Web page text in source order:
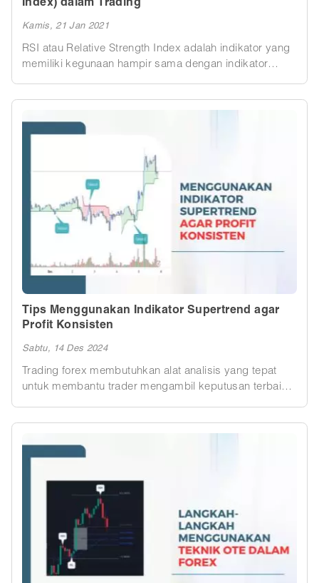
Index) dalam Trading
Kamis, 21 Jan 2021
RSI atau Relative Strength Index adalah indikator yang
memiliki kegunaan hampir sama dengan indikator
Tips Menggunakan Indikator Supertrend agar
Profit Konsisten
Sabtu, 14 Des 2024
Trading forex membutuhkan alat analisis yang tepat
untuk membantu trader mengambil keputusan terbaik.
mengenai arah tren pasar. Alat ini sangat cocok
digunakan oleh trader yang ingin menyederhanakan
Artikel ini akan membahas cara efektif menggunakan
indikator Supertrend, strategi untuk hasil optimal, serta
tips membaca sinyal agar dapat diandalkan dalam
berbagai kondisi pasar.